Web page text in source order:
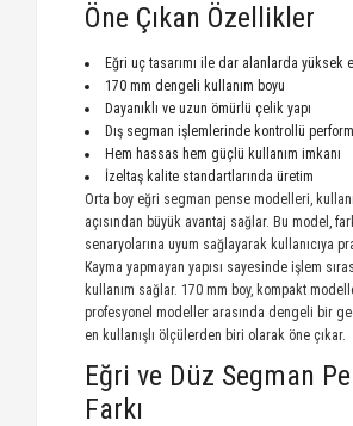
Öne Çıkan Özellikler
Eğri uç tasarımı ile dar alanlarda yüksek
170 mm dengeli kullanım boyu
Dayanıklı ve uzun ömürlü çelik yapı
Dış segman işlemlerinde kontrollü
Hem hassas hem güçlü kullanım imkanı
İzeltaş kalite standartlarında üretim
Orta boy eğri segman pense modelleri,
açısından büyük avantaj sağlar. Bu model,
senaryolarına uyum sağlayarak kullanıcıya
Kayma yapmayan yapısı sayesinde işlem
kullanım sağlar. 170 mm boy, kompakt
profesyonel modeller arasında dengeli bir
en kullanışlı ölçülerden biri olarak öne çıkar.
Eğri ve Düz Segman
Farkı